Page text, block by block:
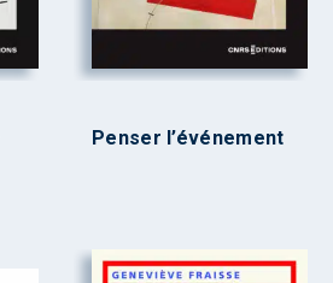
Penser l’événement